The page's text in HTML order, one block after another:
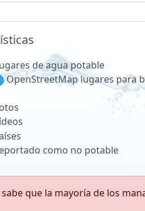
de agua potable
OpenStreetMap lugares para
como no potable
que la mayoría de los